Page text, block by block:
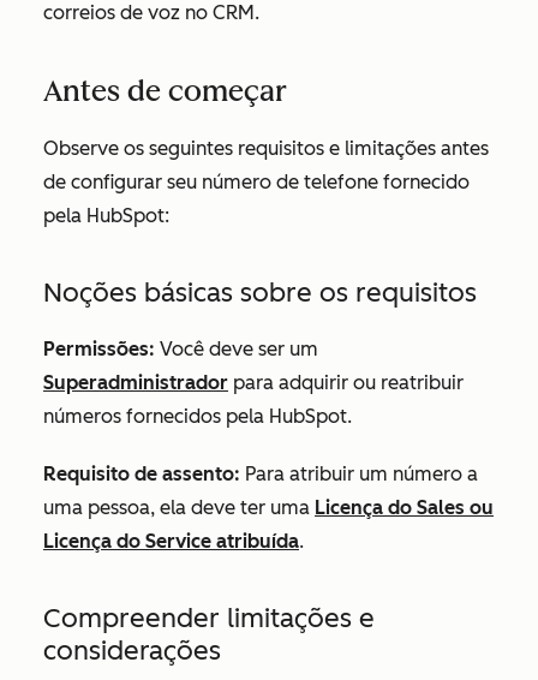
correios de voz no CRM.
Antes de começar
Observe os seguintes requisitos e limitações antes
de configurar seu número de telefone fornecido
pela HubSpot:
Noções básicas sobre os requisitos
Permissões: Você deve ser um
Superadministrador para adquirir ou reatribuir
números fornecidos pela HubSpot.
Requisito de assento: Para atribuir um número a
uma pessoa, ela deve ter uma Licença do Sales ou
Licença do Service atribuída.
Compreender limitações e
considerações